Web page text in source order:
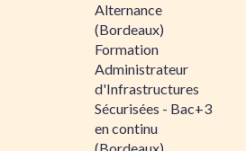
Alternance
(Bordeaux)
Formation
Administrateur
d'Infrastructures
Sécurisées - Bac+3
en continu